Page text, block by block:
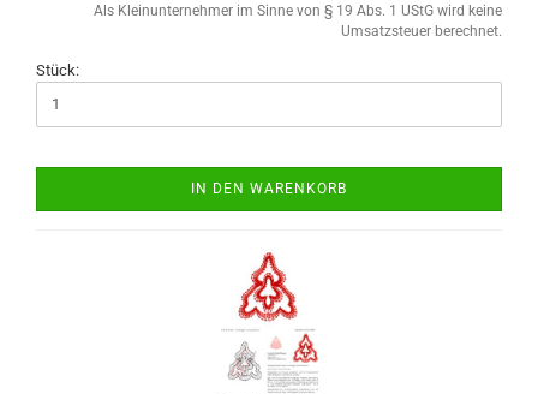
Als Kleinunternehmer im Sinne von § 19 Abs. 1 UStG wird keine
Umsatzsteuer berechnet.
Stück:
IN DEN WARENKORB